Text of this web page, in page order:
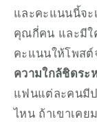
และคะแนนนี้จะ
คุณกี่คน และมีใ
คะแนนให้โพสต์
ความใกล้ชิดระ
แฟนแต่ละคนมี
ไหน ถ้าเขาเคย